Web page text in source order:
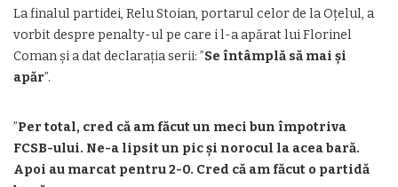
La finalul partidei, Relu Stoian, portarul celor de la Oțelul, a
vorbit despre penalty-ul pe care i l-a apărat lui Florinel
Coman și a dat declarația serii: ”Se întâmplă să mai și
apăr”.
”Per total, cred că am făcut un meci bun împotriva
FCSB-ului. Ne-a lipsit un pic și norocul la acea bară.
Apoi au marcat pentru 2-0. Cred că am făcut o partidă